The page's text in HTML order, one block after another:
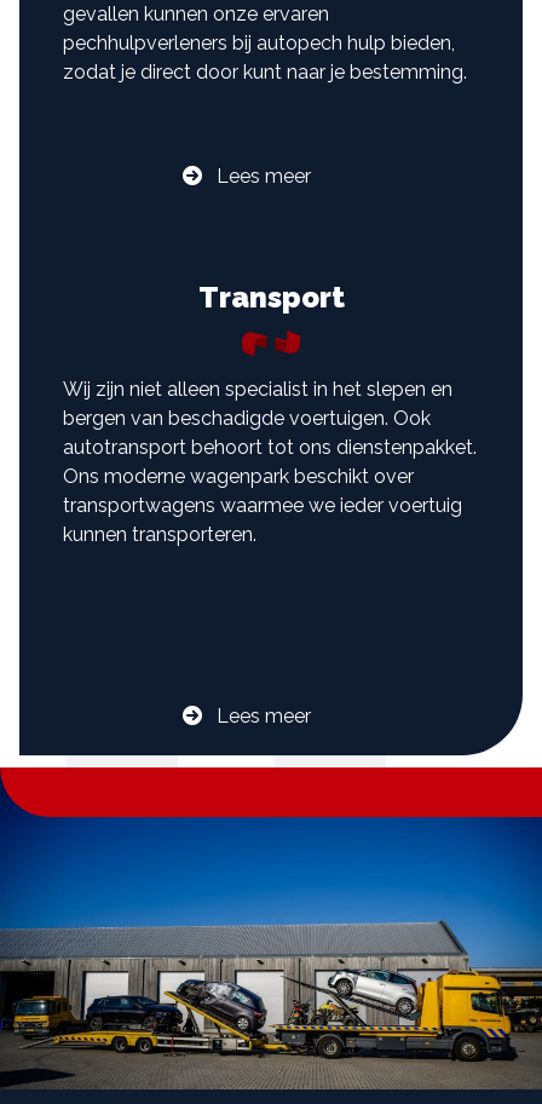
gevallen kunnen onze ervaren
pechhulpverleners bij autopech hulp bieden,
zodat je direct door kunt naar je bestemming.
Lees meer
Transport
Wij zijn niet alleen specialist in het slepen en
bergen van beschadigde voertuigen. Ook
autotransport behoort tot ons dienstenpakket.
Ons moderne wagenpark beschikt over
transportwagens waarmee we ieder voertuig
kunnen transporteren.
Lees meer